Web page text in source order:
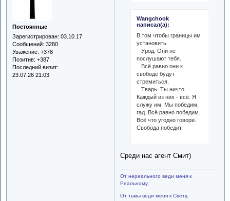
Постоянные
Зарегистрирован: 03.10.17
Сообщений: 3280
Уважение: +378
Позитив: +387
Последний визит:
23.07.26 21:03
Wangchook
написал(а):
В том чтобы границы им
установить.
Урод. Они не
послушают тебя.
Всё равно они к
свободе будут
стремиться.
Тварь. Ты ничто.
Каждый из них - всё. Я
служу им. Мы победим,
гад. Всё равно победим.
Всё что угодно говори.
Свобода победит.
Среди нас агент Смит)
От нереального веди меня к
Реальному,
От тьмы веди меня к Свету,